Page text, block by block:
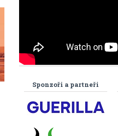
Sponzoři a partneři